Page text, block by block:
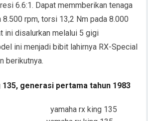
6.6:1. Dapat memmberikan tenaga
rpm, torsi 13,2 Nm pada 8.000
ini disalurkan melalui 5 gigi
ini menjadi bibit lahirnya RX-Special
berikutnya.
135, generasi pertama tahun 1983